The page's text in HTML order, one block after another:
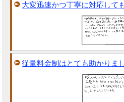
大変迅速かつ丁寧に対応して
従量料金制はとても助かりま